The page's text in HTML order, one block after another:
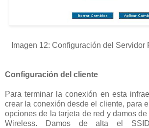
Imagen 12: Configuración del Servidor
Configuración del cliente
Para terminar la conexión en esta
crear la conexión desde el cliente, para
opciones de la tarjeta de red y damos
Wireless. Damos de alta el